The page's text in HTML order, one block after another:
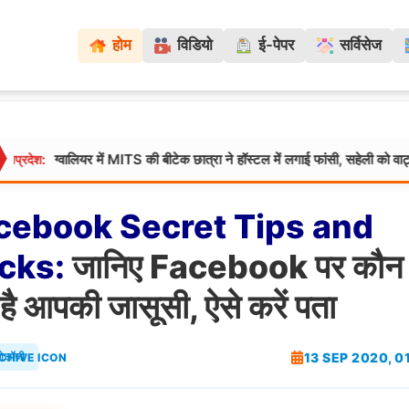
होम विडियो ई-पेपर सर्विसेज
ग्वालियर में MITS की बीटेक छात्रा ने हॉस्टल में लगाई फांसी, सहेली को वाट्सऐप पर
Secret Tips and
जानिए Facebook पर
है आपकी जासूसी, ऐसे करें पता
13 SEP 2020,